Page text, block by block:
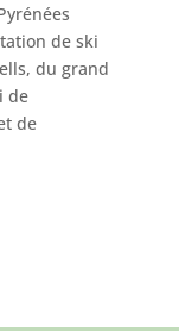
de ski
du grand
de
de